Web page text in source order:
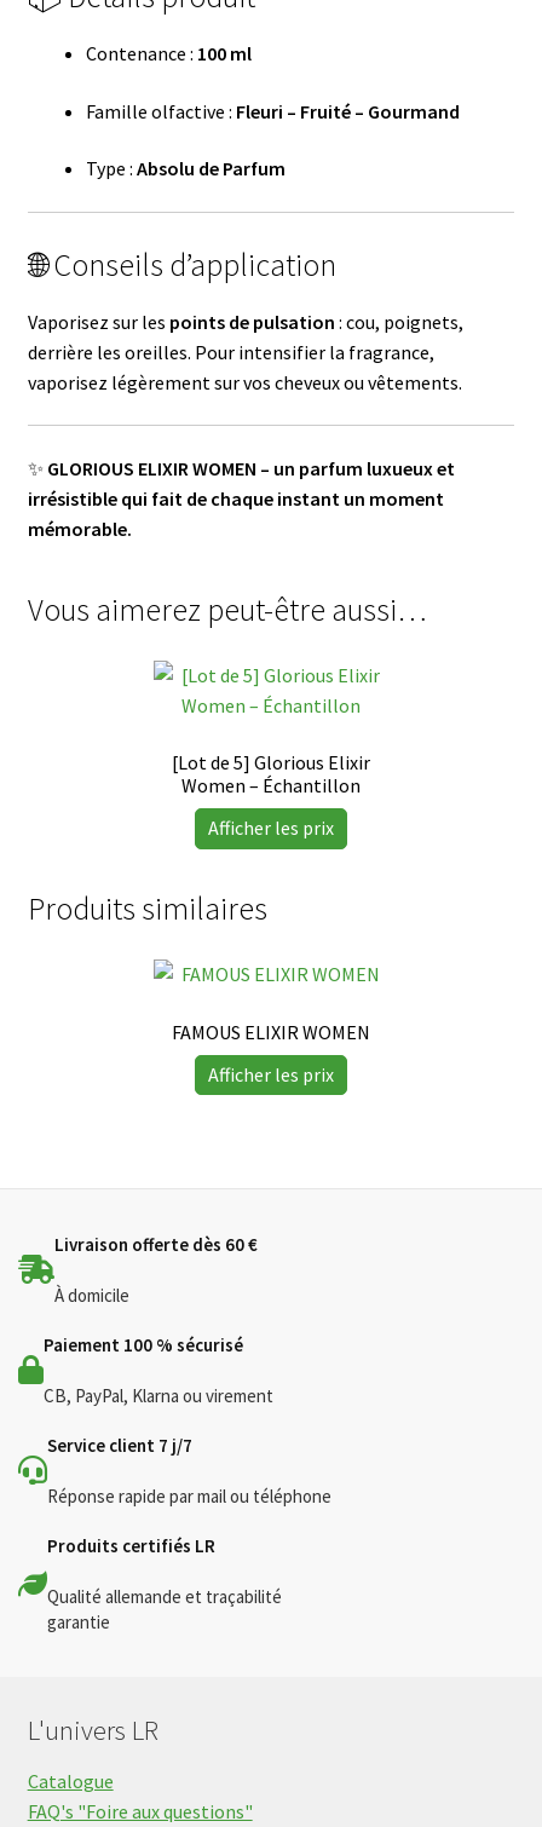
Contenance : 100 ml
Famille olfactive : Fleuri – Fruité – Gourmand
Type : Absolu de Parfum
🌐 Conseils d’application
Vaporisez sur les points de pulsation : cou, poignets,
derrière les oreilles. Pour intensifier la fragrance,
vaporisez légèrement sur vos cheveux ou vêtements.
✨ GLORIOUS ELIXIR WOMEN – un parfum luxueux et
irrésistible qui fait de chaque instant un moment
mémorable.
Vous aimerez peut-être aussi…
[Lot de 5] Glorious Elixir
Women – Échantillon
Afficher les prix
Produits similaires
FAMOUS ELIXIR WOMEN
Afficher les prix
Livraison offerte dès 60 €
À domicile
Paiement 100 % sécurisé
CB, PayPal, Klarna ou virement
Service client 7 j/7
Réponse rapide par mail ou téléphone
Produits certifiés LR
Qualité allemande et traçabilité
garantie
L'univers LR
Catalogue
FAQ's "Foire aux questions"